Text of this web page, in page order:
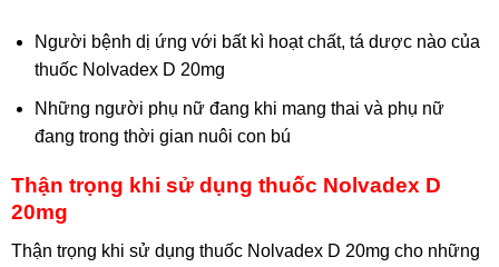
Người bệnh dị ứng với bất kì hoạt chất, tá dược nào của
thuốc Nolvadex D 20mg
Những người phụ nữ đang khi mang thai và phụ nữ
đang trong thời gian nuôi con bú
Thận trọng khi sử dụng thuốc Nolvadex D
20mg
Thận trọng khi sử dụng thuốc Nolvadex D 20mg cho những